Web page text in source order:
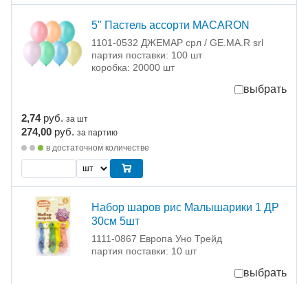
5" Пастель ассорти MACARON
1101-0532 ДЖЕМАР срл / GE.MA.R srl
партия поставки: 100 шт
коробка: 20000 шт
выбрать
2,74 руб. за шт
274,00 руб. за партию
в достаточном количестве
Набор шаров рис Малышарики 1 ДР
30см 5шт
1111-0867 Европа Уно Трейд
партия поставки: 10 шт
выбрать